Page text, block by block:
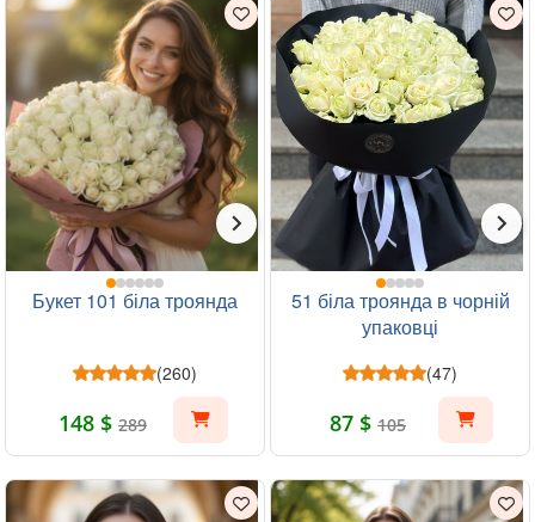
Букет 101 біла троянда
(260)
148 $ 289
51 біла троянда в чорній
упаковці
(47)
87 $ 105